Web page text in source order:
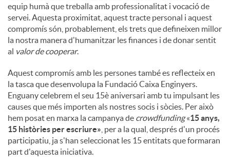
equip humà que treballa amb professionalitat i vocació de
servei. Aquesta proximitat, aquest tracte personal i aquest
compromís són, probablement, els trets que defineixen millor
la nostra manera d'humanitzar les finances i de donar sentit
al valor de cooperar.
Aquest compromís amb les persones també es reflecteix en
la tasca que desenvolupa la Fundació Caixa Enginyers.
Enguany celebrem el seu 15è aniversari amb tu impulsant les
causes que més importen als nostres socis i sòcies. Per això
hem posat en marxa la campanya de crowdfunding«15 anys,
15 històries per escriure» , per a la qual, després d'un procés
participatiu, ja s'han seleccionat les 15 entitats que formaran
part d'aquesta iniciativa.